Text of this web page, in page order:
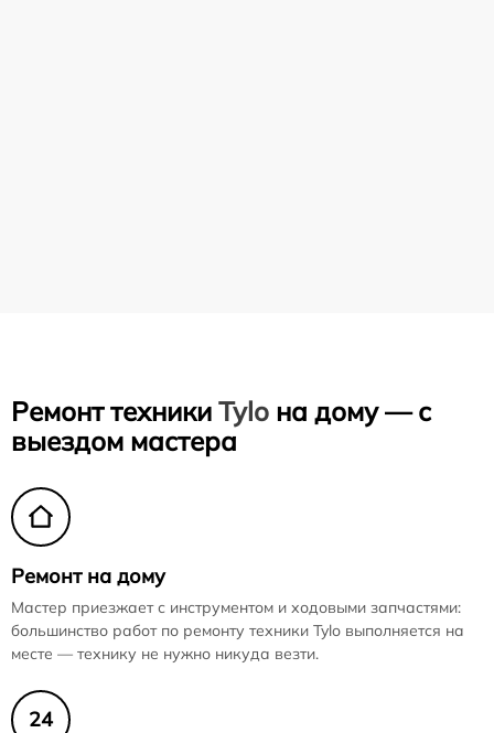
Ремонт техники Tylo на дому — с
выездом мастера
Ремонт на дому
Мастер приезжает с инструментом и ходовыми запчастями:
большинство работ по ремонту техники Tylo выполняется на
месте — технику не нужно никуда везти.
24